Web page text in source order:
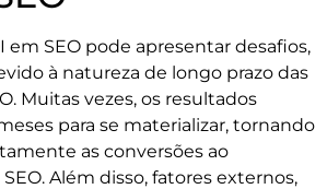
em SEO pode apresentar desafios,
à natureza de longo prazo das
Muitas vezes, os resultados
para se materializar, tornando
as conversões ao
Além disso, fatores externos,